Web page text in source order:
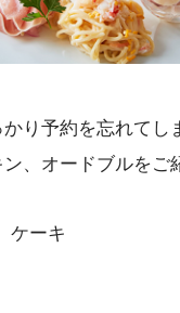
かり予約を忘れてし
、オードブルをご
ケーキ